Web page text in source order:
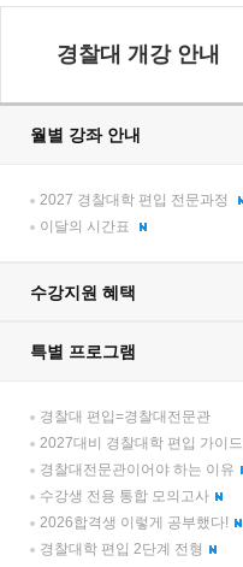
경찰대 개강 안내
월별 강좌 안내
2027 경찰대학 편입 전문과정
이달의 시간표
수강지원 혜택
특별 프로그램
경찰대 편입=경찰대전문관
2027대비 경찰대학 편입 가이드
경찰대전문관이어야 하는 이유
수강생 전용 통합 모의고사
2026합격생 이렇게 공부했다!
경찰대학 편입 2단계 전형